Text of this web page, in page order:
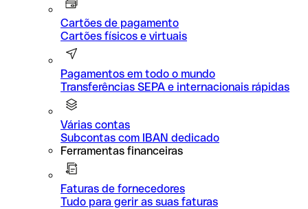
Cartões de pagamento
Cartões físicos e virtuais
Pagamentos em todo o mundo
Transferências SEPA e internacionais rápidas
Várias contas
Subcontas com IBAN dedicado
Ferramentas financeiras
Faturas de fornecedores
Tudo para gerir as suas faturas